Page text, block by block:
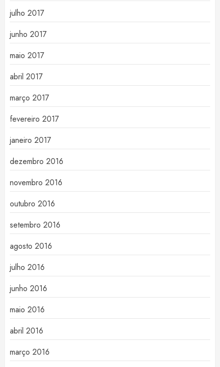
julho 2017
junho 2017
maio 2017
abril 2017
março 2017
fevereiro 2017
janeiro 2017
dezembro 2016
novembro 2016
outubro 2016
setembro 2016
agosto 2016
julho 2016
junho 2016
maio 2016
abril 2016
março 2016